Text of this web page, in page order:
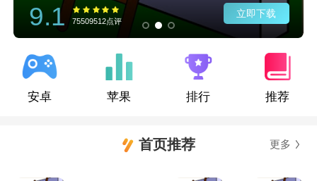
9.1 75509512点评
立即下载
安卓 苹果 排行 推荐
首页推荐 更多